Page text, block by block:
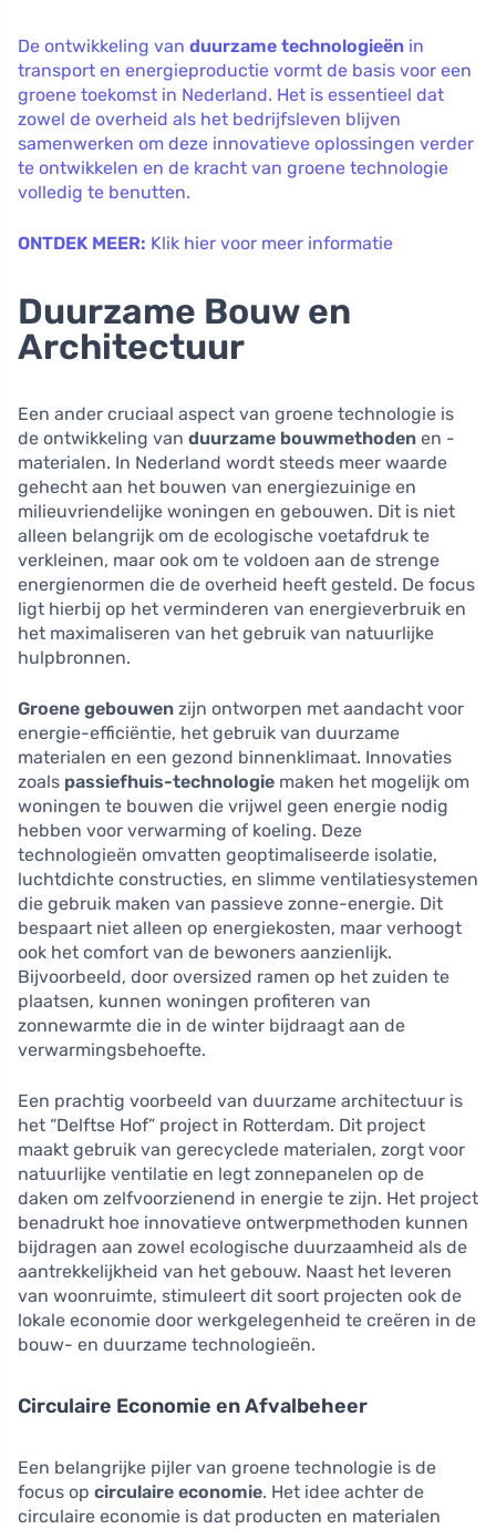
De ontwikkeling van duurzame technologieën in
transport en energieproductie vormt de basis voor een
groene toekomst in Nederland. Het is essentieel dat
zowel de overheid als het bedrijfsleven blijven
samenwerken om deze innovatieve oplossingen verder
te ontwikkelen en de kracht van groene technologie
volledig te benutten.
ONTDEK MEER: Klik hier voor meer informatie
Duurzame Bouw en
Architectuur
Een ander cruciaal aspect van groene technologie is
de ontwikkeling van duurzame bouwmethoden en -
materialen. In Nederland wordt steeds meer waarde
gehecht aan het bouwen van energiezuinige en
milieuvriendelijke woningen en gebouwen. Dit is niet
alleen belangrijk om de ecologische voetafdruk te
verkleinen, maar ook om te voldoen aan de strenge
energienormen die de overheid heeft gesteld. De focus
ligt hierbij op het verminderen van energieverbruik en
het maximaliseren van het gebruik van natuurlijke
hulpbronnen.
Groene gebouwen zijn ontworpen met aandacht voor
energie-efficiëntie, het gebruik van duurzame
materialen en een gezond binnenklimaat. Innovaties
zoals passiefhuis-technologie maken het mogelijk om
woningen te bouwen die vrijwel geen energie nodig
hebben voor verwarming of koeling. Deze
technologieën omvatten geoptimaliseerde isolatie,
luchtdichte constructies, en slimme ventilatiesystemen
die gebruik maken van passieve zonne-energie. Dit
bespaart niet alleen op energiekosten, maar verhoogt
ook het comfort van de bewoners aanzienlijk.
Bijvoorbeeld, door oversized ramen op het zuiden te
plaatsen, kunnen woningen profiteren van
zonnewarmte die in de winter bijdraagt aan de
verwarmingsbehoefte.
Een prachtig voorbeeld van duurzame architectuur is
het “Delftse Hof” project in Rotterdam. Dit project
maakt gebruik van gerecyclede materialen, zorgt voor
natuurlijke ventilatie en legt zonnepanelen op de
daken om zelfvoorzienend in energie te zijn. Het project
benadrukt hoe innovatieve ontwerpmethoden kunnen
bijdragen aan zowel ecologische duurzaamheid als de
aantrekkelijkheid van het gebouw. Naast het leveren
van woonruimte, stimuleert dit soort projecten ook de
lokale economie door werkgelegenheid te creëren in de
bouw- en duurzame technologieën.
Circulaire Economie en Afvalbeheer
Een belangrijke pijler van groene technologie is de
focus op circulaire economie. Het idee achter de
circulaire economie is dat producten en materialen